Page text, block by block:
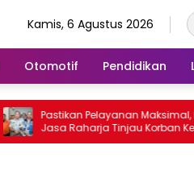
Kamis, 6 Agustus 2026
Otomotif Pendidikan
Pastikan Pelayanan Maksimal,
Jasa Raharja Tinjau Korban
KM Mutiara Sentosa II